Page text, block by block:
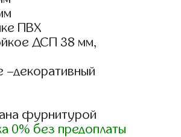
ПВХ
ДСП 38 мм,
фурнитурой
0% без предоплаты